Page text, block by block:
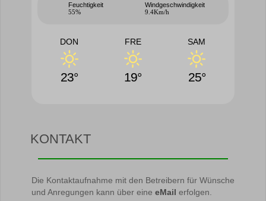
Feuchtigkeit
55%
Windgeschwindigkeit
9.4Km/h
DON
23°
FRE
19°
SAM
25°
KONTAKT
Die Kontaktaufnahme mit den Betreibern für Wünsche
und Anregungen kann über eine eMail erfolgen.